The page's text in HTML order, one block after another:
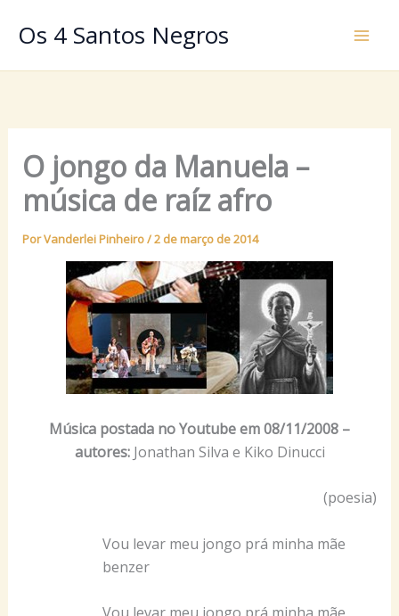
paraOs 4 Santos Negros
O jongo da Manuela –
música de raíz afro
PorVanderlei Pinheiro/2 de março de 2014
Música postada no Youtube em 08/11/2008 –
autores: Jonathan Silva e Kiko Dinucci
(poesia)
Vou levar meu jongo prá minha mãe
benzer